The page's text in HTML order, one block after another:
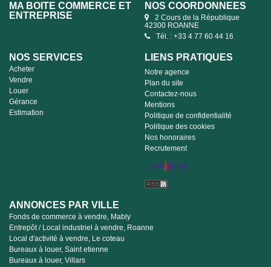
MA BOITE COMMERCE ET
ENTREPRISE
NOS COORDONNÉES
2 Cours de la République
42300 ROANNE
Tél. : +33 4 77 60 44 16
NOS SERVICES
Acheter
Vendre
Louer
Gérance
Estimation
LIENS PRATIQUES
Notre agence
Plan du site
Contactez-nous
Mentions
Politique de confidentialité
Politique des cookies
Nos honoraires
Recrutement
ANNONCES PAR VILLE
Fonds de commerce à vendre, Mably
Entrepôt / Local industriel à vendre, Roanne
Local d'activité à vendre, Le coteau
Bureaux à louer, Saint etienne
Bureaux à louer, Villars